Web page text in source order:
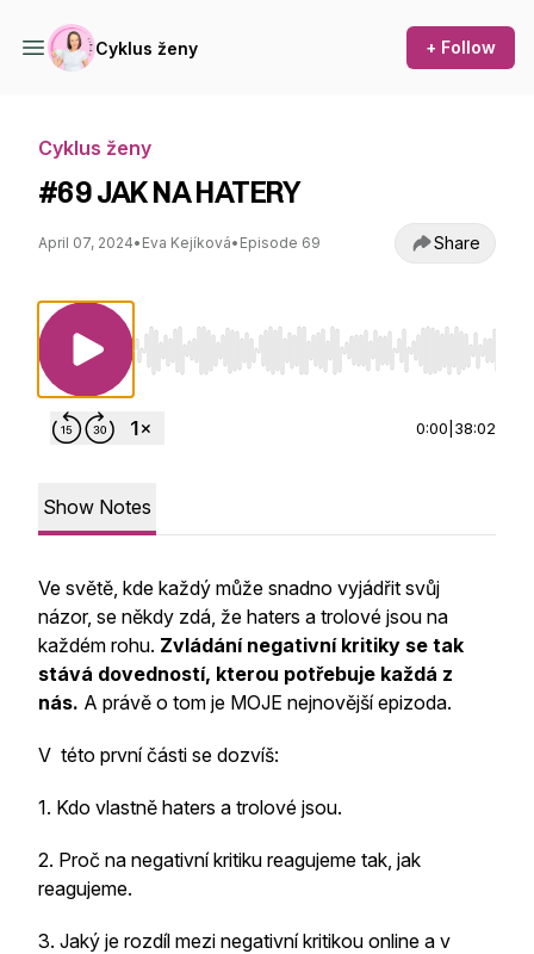
Cyklus ženy + Follow
Cyklus ženy
#69 JAK NA HATERY
April 07, 2024• Eva Kejíková• Episode 69 Share
Use Left/Right to seek, Home/End to jump to
0:00 38:02
Show Notes
Ve světě, kde každý může snadno vyjádřit svůj
názor, se někdy zdá, že haters a trolové jsou na
každém rohu. Zvládání negativní kritiky se tak
stává dovedností, kterou potřebuje každá z
nás. A právě o tom je MOJE nejnovější epizoda.
V této první části se dozvíš:
1. Kdo vlastně haters a trolové jsou.
2. Proč na negativní kritiku reagujeme tak, jak
reagujeme.
3. Jaký je rozdíl mezi negativní kritikou online a v